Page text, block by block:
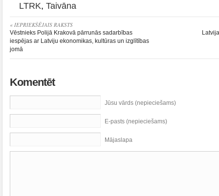
LTRK, Taivāna
« IEPRIEKŠĒJAIS RAKSTS
Vēstnieks Polijā Krakovā pārrunās sadarbības
iespējas ar Latviju ekonomikas, kultūras un izglītības
jomā
Komentēt
Jūsu vārds (nepieciešams)
E-pasts (nepieciešams)
Mājaslapa